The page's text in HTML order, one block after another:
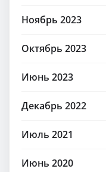
Ноябрь 2023
Октябрь 2023
Июнь 2023
Декабрь 2022
Июль 2021
Июнь 2020